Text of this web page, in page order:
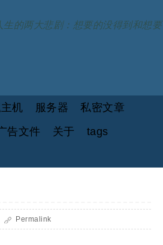
的两大悲剧：想要的没得到和想要
机 服务器
私密文章
告文件 关于
tags
Permalink